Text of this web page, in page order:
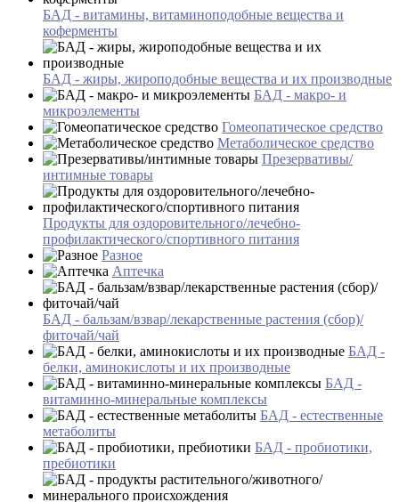
БАД - витамины, витаминоподобные вещества и
коферменты
БАД - жиры, жироподобные вещества и их производные
БАД - макро- и
микроэлементы
Гомеопатическое средство
Метаболическое средство
Презервативы/
интимные товары
Продукты для оздоровительного/лечебно-
профилактического/спортивного питания
Разное
Аптечка
БАД - бальзам/взвар/лекарственные растения (сбор)/
фиточай/чай
БАД -
белки, аминокислоты и их производные
БАД -
витаминно-минеральные комплексы
БАД - естественные
метаболиты
БАД - пробиотики,
пребиотики